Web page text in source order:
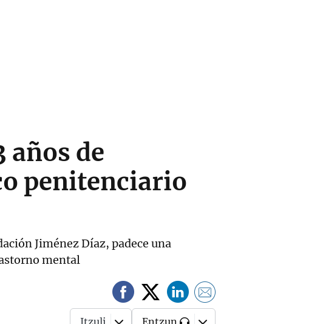
años de
penitenciario
Jiménez Díaz, padece una
mental
Itzuli Entzun